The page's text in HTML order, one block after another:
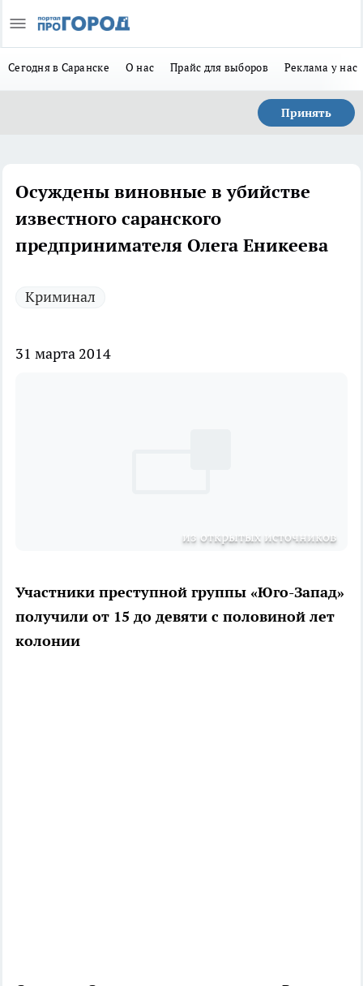
Сегодня в Саранске О нас Прайс для выборов Реклама у нас
Принять
Осуждены виновные в убийстве
известного саранского
предпринимателя Олега Еникеева
Криминал
31 марта 2014
из открытых источников
Участники преступной группы «Юго-Запад»
получили от 15 до девяти с половиной лет
колонии